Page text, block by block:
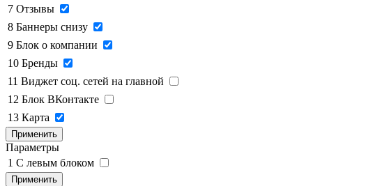
7 Отзывы
8 Баннеры снизу
9 Блок о компании
10 Бренды
11 Виджет соц. сетей на главной
12 Блок ВКонтакте
13 Карта
Применить
Параметры
1 C левым блоком
Применить